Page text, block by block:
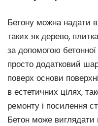
Бетону можна надати
таких як дерево,
за допомогою
просто додатковий
поверх основи
в естетичних цілях,
ремонту і посилення
Бетон може виглядати